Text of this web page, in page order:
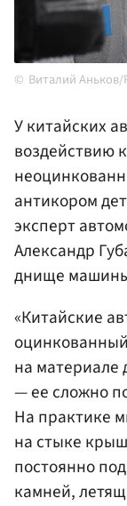
Виталий
У китайских
воздействию
антикором
эксперт
Александр
днище
«Китайские
на материале
— ее сложно
На практике
на стыке
постоянно
камней,